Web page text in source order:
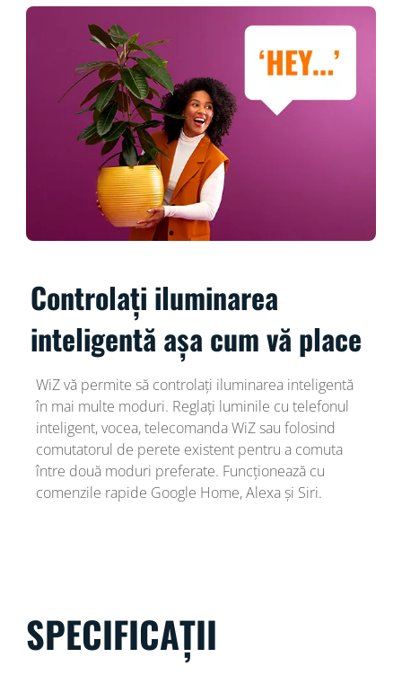
Controlați iluminarea
inteligentă așa cum vă place
WiZ vă permite să controlați iluminarea inteligentă
în mai multe moduri. Reglați luminile cu telefonul
inteligent, vocea, telecomanda WiZ sau folosind
comutatorul de perete existent pentru a comuta
între două moduri preferate. Funcționează cu
comenzile rapide Google Home, Alexa și Siri.
SPECIFICAȚII